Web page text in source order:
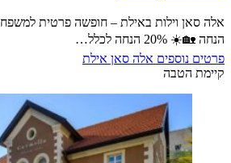
לכלל…
אלה סאן אילת